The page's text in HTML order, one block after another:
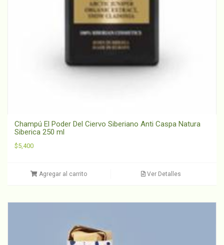
Champú El Poder Del Ciervo Siberiano Anti Caspa Natura
Siberica 250 ml
$5,400
Agregar al carrito Ver Detalles